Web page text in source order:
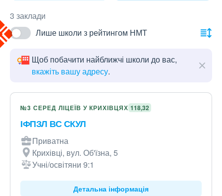
3 заклади
Лише школи з рейтингом НМТ
Щоб побачити найближчі школи до вас,
вкажіть вашу адресу.
№3 СЕРЕД ЛІЦЕЇВ У КРИХІВЦЯХ 118,32
ІФПЗЛ ВС СКУЛ
Приватна
Крихівці, вул. Об'їзна, 5
Учні/освітяни 9:1
Детальна інформація